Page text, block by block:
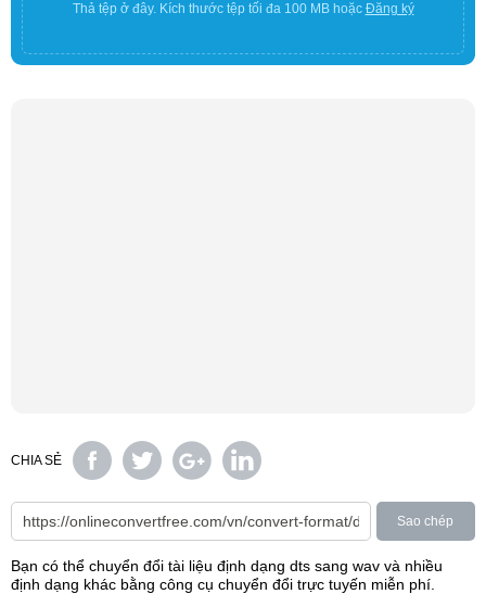
Thả tệp ở đây. Kích thước tệp tối đa 100 MB hoặc Đăng ký
CHIA SẺ
Sao chép
Bạn có thể chuyển đổi tài liệu định dạng dts sang wav và nhiều
định dạng khác bằng công cụ chuyển đổi trực tuyến miễn phí.